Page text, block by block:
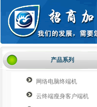
产品系列
网络电脑终端机
云终端瘦身客户端机